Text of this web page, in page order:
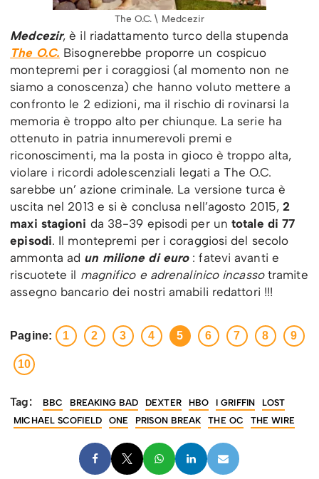
The O.C. \ Medcezir
Medcezir, è il riadattamento turco della stupenda
The O.C. Bisognerebbe proporre un cospicuo
montepremi per i coraggiosi (al momento non ne
siamo a conoscenza) che hanno voluto mettere a
confronto le 2 edizioni, ma il rischio di rovinarsi la
memoria è troppo alto per chiunque. La serie ha
ottenuto in patria innumerevoli premi e
riconoscimenti, ma la posta in gioco è troppo alta,
violare i ricordi adolescenziali legati a The O.C.
sarebbe un’ azione criminale. La versione turca è
uscita nel 2013 e si è conclusa nell’agosto 2015,2
maxi stagioni da 38-39 episodi per un totale di 77
episodi. Il montepremi per i coraggiosi del secolo
ammonta ad un milione di euro: fatevi avanti e
riscuotete il magnifico e adrenalinico incassotramite
assegno bancario dei nostri amabili redattori !!!
Pagine: 1 2 3 4 5 6 7 8 9
10
Tag: BBC BREAKING BAD DEXTER HBO I GRIFFIN
LOST
MICHAEL SCOFIELD
ONE PRISON BREAK THE OC THE WIRE